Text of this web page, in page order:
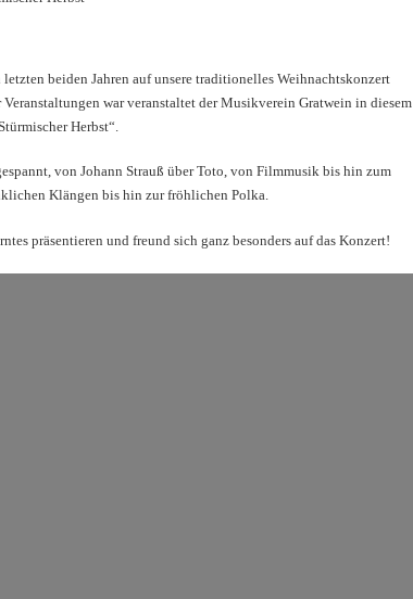
beiden Jahren auf unsere traditionelles Weihnachtskonzert
war veranstaltet der Musikverein Gratwein in diesem
Herbst“.
von Johann Strauß über Toto, von Filmmusik bis hin zum
Klängen bis hin zur fröhlichen Polka.
präsentieren und freund sich ganz besonders auf das Konzert!